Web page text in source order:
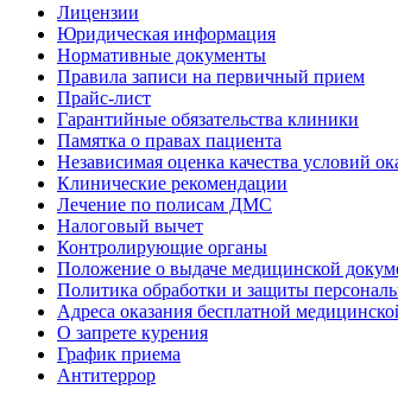
Лицензии
Юридическая информация
Нормативные документы
Правила записи на первичный прием
Прайс-лист
Гарантийные обязательства клиники
Памятка о правах пациента
Независимая оценка качества условий
Клинические рекомендации
Лечение по полисам ДМС
Налоговый вычет
Контролирующие органы
Положение о выдаче медицинской
Политика обработки и защиты
Адреса оказания бесплатной
О запрете курения
График приема
Антитеррор